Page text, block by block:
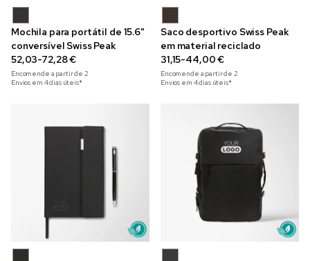
Mochila para portátil de 15.6"
conversível Swiss Peak
52,03-72,28 €
Encomende a partir de 2
Envios em 4 dias úteis*
Saco desportivo Swiss Peak
em material reciclado
31,15-44,00 €
Encomende a partir de 2
Envios em 4 dias úteis*